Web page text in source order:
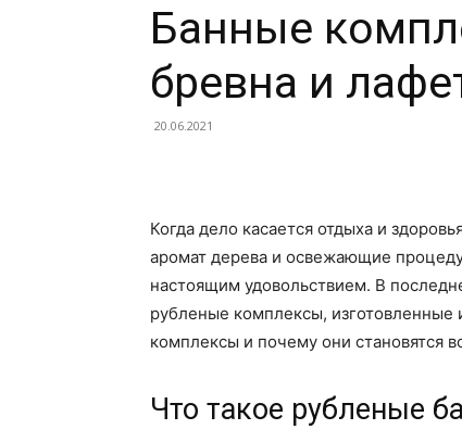
строительства
и
Банные
бревна и
20.06.2021
Когда дело касается отдыха и
аромат дерева и освежающие
настоящим удовольствием. В
рубленые комплексы, изготовленные
комплексы и почему они становятся
Что такое рубленые